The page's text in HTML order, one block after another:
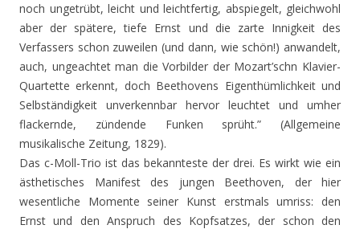
noch ungetrübt, leicht und leichtfertig, abspiegelt, gleichwohl
aber der spätere, tiefe Ernst und die zarte Innigkeit des
Verfassers schon zuweilen (und dann, wie schön!) anwandelt,
auch, ungeachtet man die Vorbilder der Mozart’schn Klavier-
Quartette erkennt, doch Beethovens Eigenthümlichkeit und
Selbständigkeit unverkennbar hervor leuchtet und umher
flackernde, zündende Funken sprüht.” (Allgemeine
musikalische Zeitung, 1829).
Das c-Moll-Trio ist das bekannteste der drei. Es wirkt wie ein
ästhetisches Manifest des jungen Beethoven, der hier
wesentliche Momente seiner Kunst erstmals umriss: den
Ernst und den Anspruch des Kopfsatzes, der schon den